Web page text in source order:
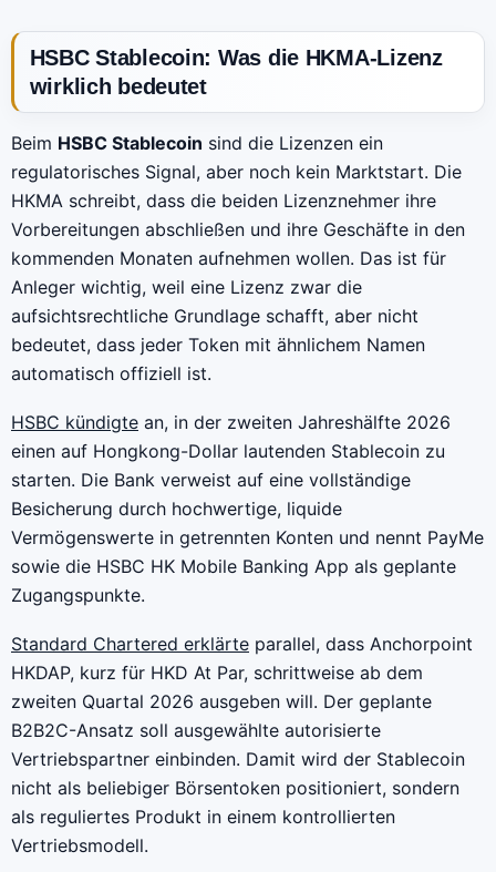
HSBC Stablecoin: Was die HKMA-Lizenz
wirklich bedeutet
Beim HSBC Stablecoin sind die Lizenzen ein
regulatorisches Signal, aber noch kein Marktstart. Die
HKMA schreibt, dass die beiden Lizenznehmer ihre
Vorbereitungen abschließen und ihre Geschäfte in den
kommenden Monaten aufnehmen wollen. Das ist für
Anleger wichtig, weil eine Lizenz zwar die
aufsichtsrechtliche Grundlage schafft, aber nicht
bedeutet, dass jeder Token mit ähnlichem Namen
automatisch offiziell ist.
HSBC kündigte an, in der zweiten Jahreshälfte 2026
einen auf Hongkong-Dollar lautenden Stablecoin zu
starten. Die Bank verweist auf eine vollständige
Besicherung durch hochwertige, liquide
Vermögenswerte in getrennten Konten und nennt PayMe
sowie die HSBC HK Mobile Banking App als geplante
Zugangspunkte.
Standard Chartered erklärte parallel, dass Anchorpoint
HKDAP, kurz für HKD At Par, schrittweise ab dem
zweiten Quartal 2026 ausgeben will. Der geplante
B2B2C-Ansatz soll ausgewählte autorisierte
Vertriebspartner einbinden. Damit wird der Stablecoin
nicht als beliebiger Börsentoken positioniert, sondern
als reguliertes Produkt in einem kontrollierten
Vertriebsmodell.